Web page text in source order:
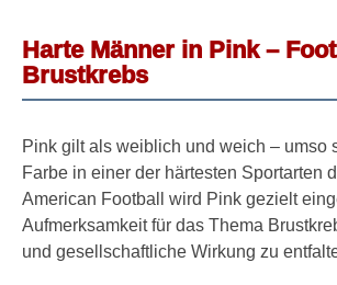
Harte Männer in Pink –
Brustkrebs
Pink gilt als weiblich und weich – umso
Farbe in einer der härtesten Sportarten
American Football wird Pink gezielt
Aufmerksamkeit für das Thema
und gesellschaftliche Wirkung zu